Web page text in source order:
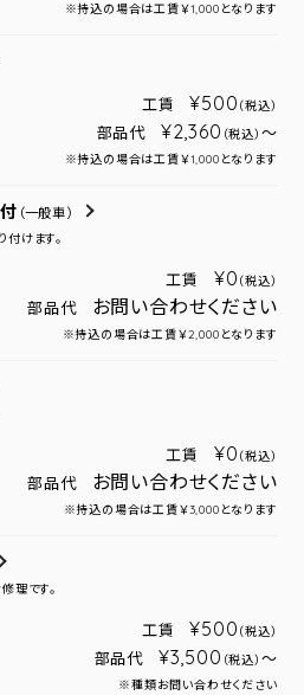
※持込の場合は工賃￥1,000となります
工賃 ¥500 （税込）
部品代 ¥2,360 （税込） ～
※持込の場合は工賃￥1,000となります
（一般車）
けます。
工賃 ¥0 （税込）
部品代 お問い合わせください
※持込の場合は工賃￥2,000となります
工賃 ¥0 （税込）
部品代 お問い合わせください
※持込の場合は工賃￥3,000となります
理です。
工賃 ¥500 （税込）
部品代 ¥3,500 （税込） ～
※種類お問い合わせください